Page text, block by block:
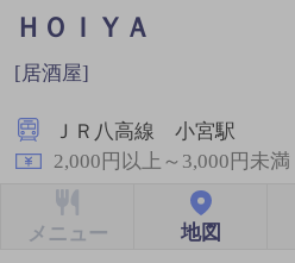
ＨＯＩＹＡ
[居酒屋]
ＪＲ八高線 小宮駅
2,000円以上～3,000円未満
メニュー 地図